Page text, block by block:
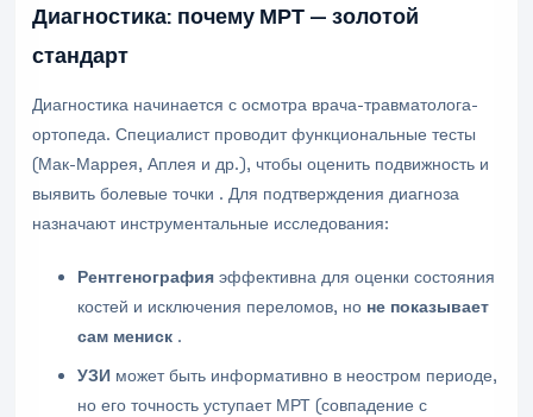
Диагностика: почему МРТ — золотой
стандарт
Диагностика начинается с осмотра врача-травматолога-
ортопеда. Специалист проводит функциональные тесты
(Мак-Маррея, Аплея и др.), чтобы оценить подвижность и
выявить болевые точки . Для подтверждения диагноза
назначают инструментальные исследования:
Рентгенография эффективна для оценки состояния
костей и исключения переломов, но не показывает
сам мениск .
УЗИ может быть информативно в неостром периоде,
но его точность уступает МРТ (совпадение с